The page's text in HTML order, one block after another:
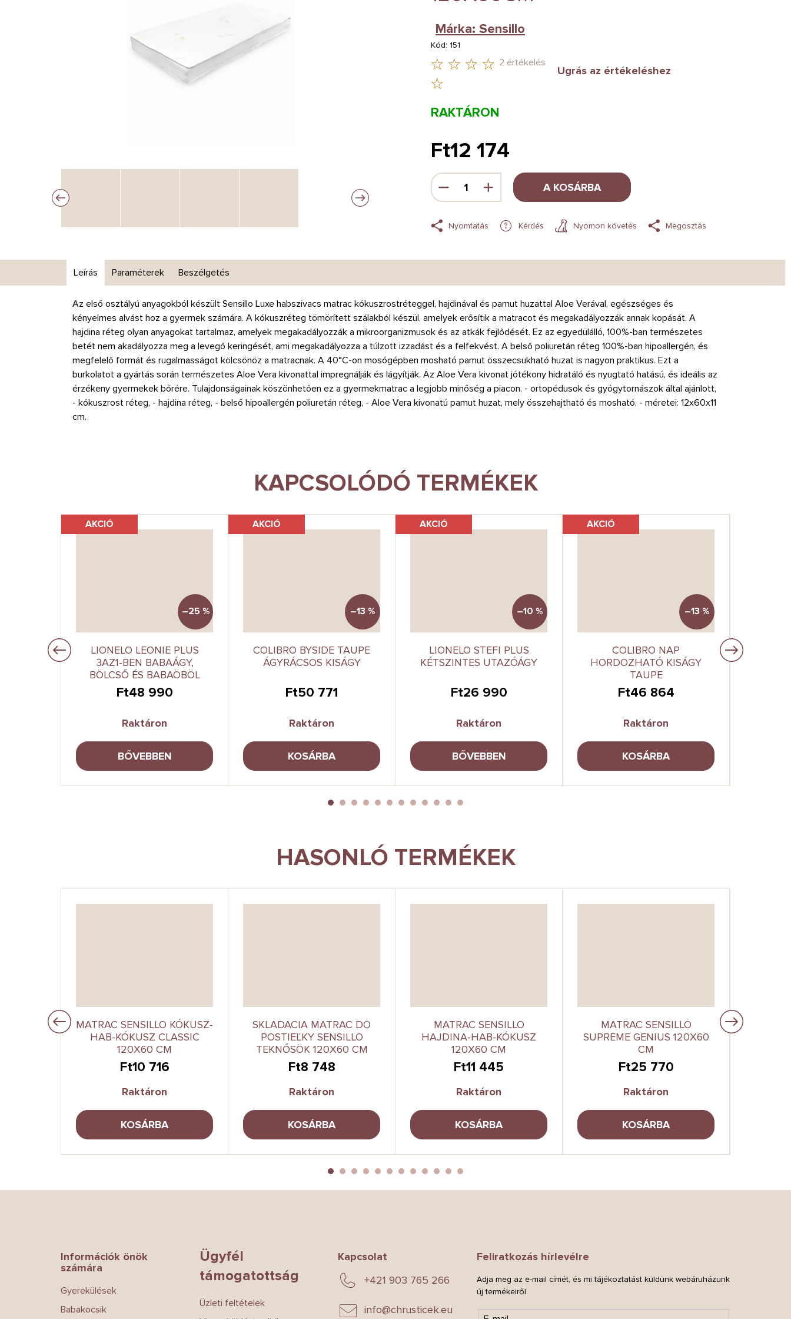
TERMÉK
ÉRTÉKELÉSE
5-
BŐL
5,0
CSILLAG.
2 értékelés
Ugrás az értékeléshez
Kód: 151
Márka: Sensillo
RAKTÁRON
Ft12 174
Egységár:
A KOSÁRBA
Nyomtatás Kérdés Nyomon követés Megosztás
Leírás Paraméterek Beszélgetés
Az első osztályú anyagokból készült Sensillo Luxe habszivacs matrac kókuszrostréteggel, hajdinával és pamut huzattal Aloe Verával, egészséges és
kényelmes alvást hoz a gyermek számára. A kókuszréteg tömörített szálakból készül, amelyek erősítik a matracot és megakadályozzák annak kopását. A
hajdina réteg olyan anyagokat tartalmaz, amelyek megakadályozzák a mikroorganizmusok és az atkák fejlődését. Ez az egyedülálló, 100%-ban természetes
betét nem akadályozza meg a levegő keringését, ami megakadályozza a túlzott izzadást és a felfekvést. A belső poliuretán réteg 100%-ban hipoallergén, és
megfelelő formát és rugalmasságot kölcsönöz a matracnak. A 40°C-on mosógépben mosható pamut összecsukható huzat is nagyon praktikus. Ezt a
burkolatot a gyártás során természetes Aloe Vera kivonattal impregnálják és lágyítják. Az Aloe Vera kivonat jótékony hidratáló és nyugtató hatású, és ideális az
érzékeny gyermekek bőrére. Tulajdonságainak köszönhetően ez a gyermekmatrac a legjobb minőség a piacon. - ortopédusok és gyógytornászok által ajánlott,
- kókuszrost réteg, - hajdina réteg, - belső hipoallergén poliuretán réteg, - Aloe Vera kivonatú pamut huzat, mely összehajtható és mosható, - méretei: 12x60x11
cm.
KAPCSOLÓDÓ TERMÉKEK
AKCIÓ
–25 %
LIONELO LEONIE PLUS
3AZ1-BEN BABAÁGY,
BÖLCSŐ ÉS BABAÖBÖL
Ft48 990
Raktáron
BŐVEBBEN
AKCIÓ
–13 %
COLIBRO BYSIDE TAUPE
ÁGYRÁCSOS KISÁGY
Ft50 771
Raktáron
KOSÁRBA
AKCIÓ
–10 %
LIONELO STEFI PLUS
KÉTSZINTES UTAZÓÁGY
Ft26 990
Raktáron
BŐVEBBEN
AKCIÓ
–13 %
COLIBRO NAP
HORDOZHATÓ KISÁGY
TAUPE
Ft46 864
Raktáron
KOSÁRBA
HASONLÓ TERMÉKEK
MATRAC SENSILLO KÓKUSZ-
HAB-KÓKUSZ CLASSIC
120X60 CM
Ft10 716
Raktáron
KOSÁRBA
SKLADACIA MATRAC DO
POSTIEĽKY SENSILLO
TEKNŐSÖK 120X60 CM
Ft8 748
Raktáron
KOSÁRBA
MATRAC SENSILLO
HAJDINA-HAB-KÓKUSZ
120X60 CM
Ft11 445
Raktáron
KOSÁRBA
MATRAC SENSILLO
SUPREME GENIUS 120X60
CM
Ft25 770
Raktáron
KOSÁRBA
Információk önök
számára
Gyerekülések
Babakocsik
Ügyfél
támogatottság
Üzleti feltételek
Kapcsolat
info@chrusticek.eu
+421 903 765 266
Feliratkozás hírlevélre
Adja meg az e-mail címét, és mi tájékoztatást küldünk webáruházunk
új termékeiről.